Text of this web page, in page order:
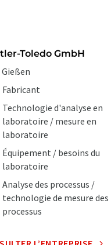
Toledo GmbH
Gießen
Fabricant
Technologie d'analyse en
laboratoire / mesure en
laboratoire
Équipement / besoins du
laboratoire
Analyse des processus /
technologie de mesure des
processus